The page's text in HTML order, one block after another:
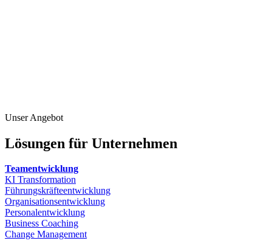
Unser Angebot
Lösungen für Unternehmen
Teamentwicklung
KI Transformation
Führungskräfteentwicklung
Organisationsentwicklung
Personalentwicklung
Business Coaching
Change Management